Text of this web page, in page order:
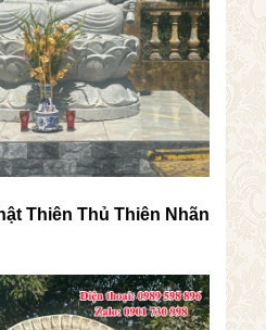
Thiên Thủ Thiên Nhãn